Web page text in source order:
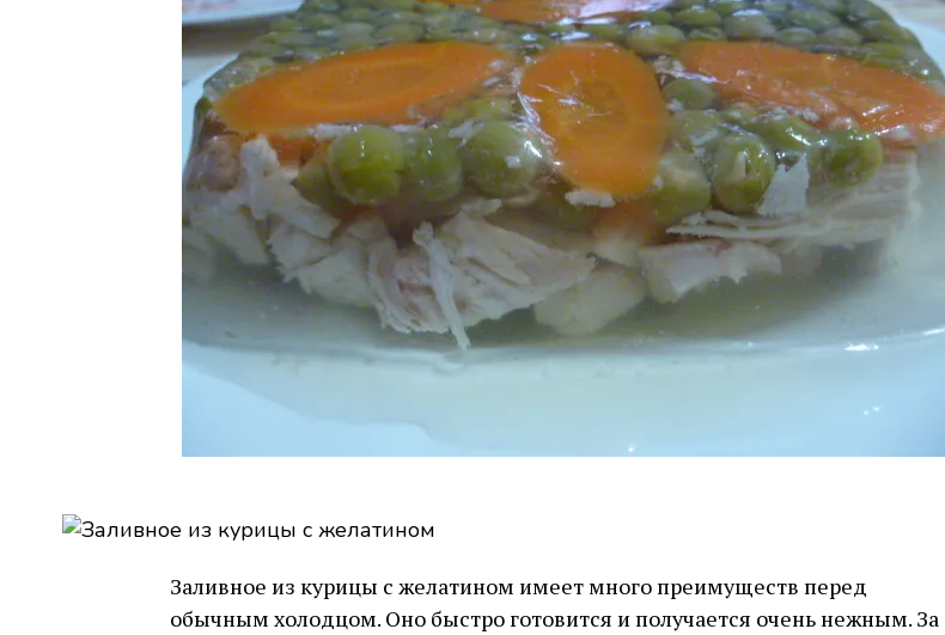
Заливное из курицы с желатином имеет много преимуществ перед
обычным холодцом. Оно быстро готовится и получается очень нежным. За